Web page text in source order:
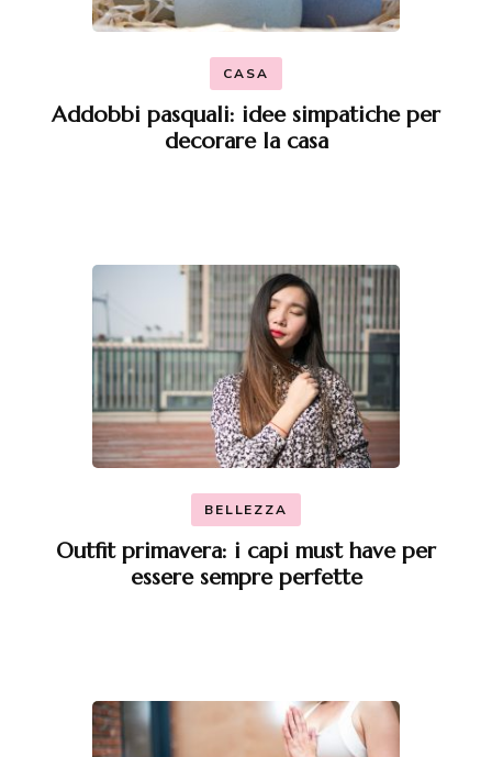
CASA
Addobbi pasquali: idee simpatiche per
decorare la casa
BELLEZZA
Outfit primavera: i capi must have per
essere sempre perfette